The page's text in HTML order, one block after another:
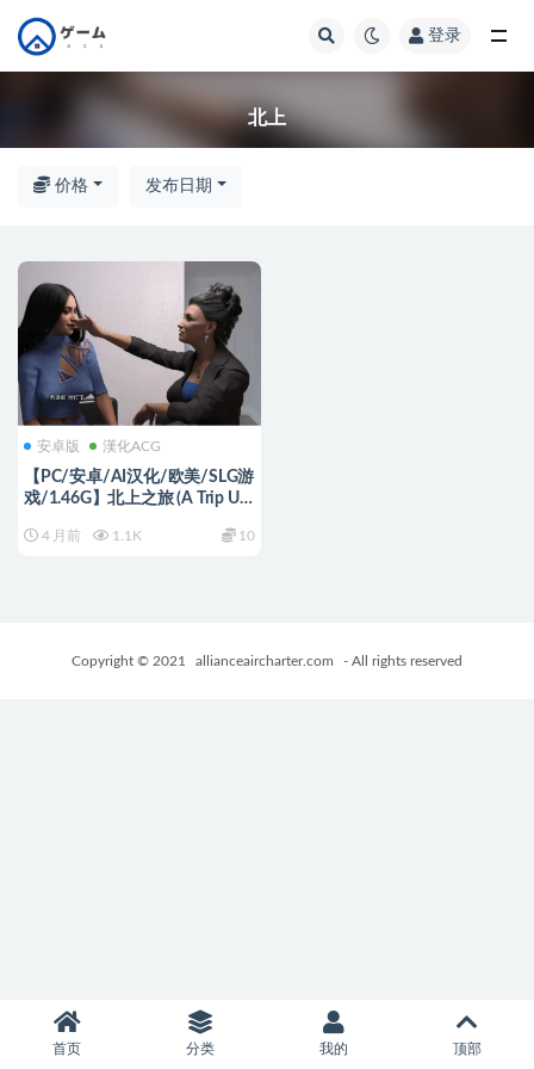
登录
北上
价格 发布日期
安卓版 漢化ACG
【PC/安卓/AI汉化/欧美/SLG游
戏/1.46G】北上之旅 (A Trip Up
+欧美SLG游戏+1.46G
4 月前 1.1K 10
Copyright © 2021 allianceaircharter.com - All rights reserved
首页 分类 我的 顶部